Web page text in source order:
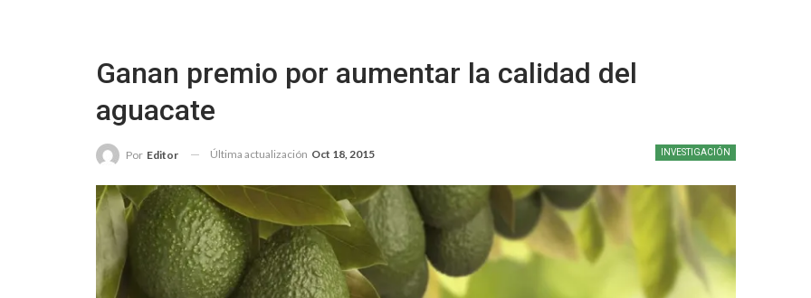
Ganan premio por aumentar la calidad del
aguacate
INVESTIGACIÓN
Por Editor Última actualización Oct 18, 2015